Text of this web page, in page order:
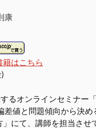
康
籍はこちら
するオンラインセミナー
差値と問題傾向から決め
にて、講師を担当させ